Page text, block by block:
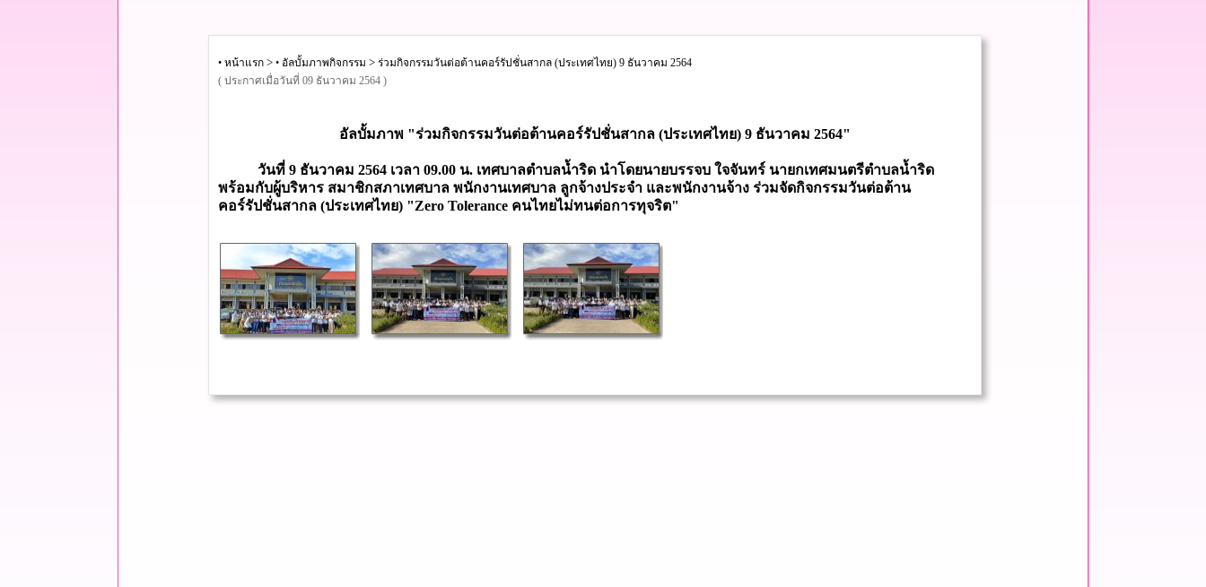
• หน้าแรก > • อัลบั้มภาพกิจกรรม > ร่วมกิจกรรมวันต่อต้านคอร์รัปชั่นสากล (ประเทศไทย) 9 ธันวาคม 2564
( ประกาศเมื่อวันที่ 09 ธันวาคม 2564 )
อัลบั้มภาพ "ร่วมกิจกรรมวันต่อต้านคอร์รัปชั่นสากล (ประเทศไทย) 9 ธันวาคม 2564"
วันที่ 9 ธันวาคม 2564 เวลา 09.00 น. เทศบาลตำบลน้ำริด นำโดยนายบรรจบ ใจจันทร์ นายกเทศมนตรีตำบลน้ำริด
พร้อมกับผู้บริหาร สมาชิกสภาเทศบาล พนักงานเทศบาล ลูกจ้างประจำ และพนักงานจ้าง ร่วมจัดกิจกรรมวันต่อต้าน
คอร์รัปชั่นสากล (ประเทศไทย) "Zero Tolerance คนไทยไม่ทนต่อการทุจริต"